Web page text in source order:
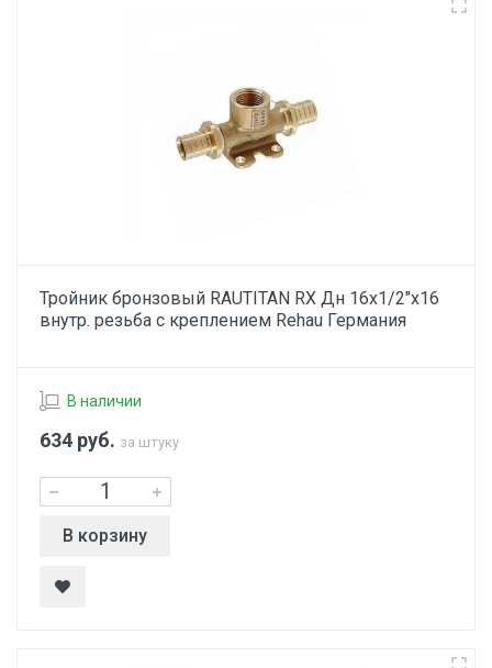
Тройник бронзовый RAUTITAN RX Дн 16х1/2"х16
внутр. резьба с креплением Rehau Германия
В наличии
634 руб. за штуку
В корзину